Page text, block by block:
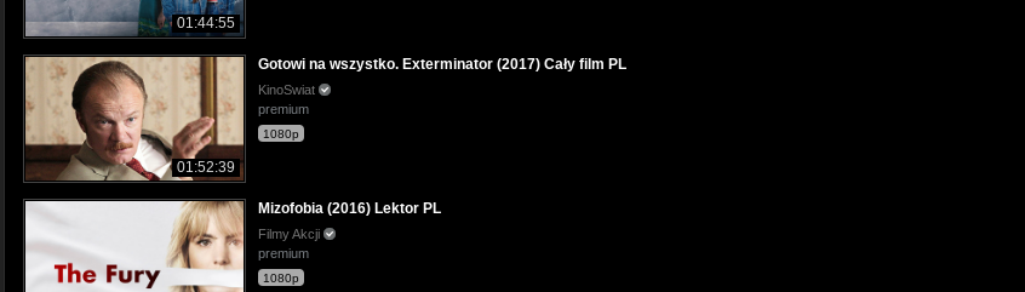
01:44:55
01:52:39
Gotowi na wszystko. Exterminator (2017) Cały film PL
KinoSwiat
premium
1080p
Mizofobia (2016) Lektor PL
Filmy Akcji
premium
1080p